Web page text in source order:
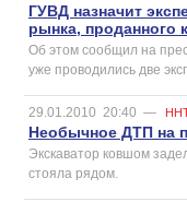
ГУВД назначит
рынка, проданного
Об этом сообщил на
уже проводились две
29.01.2010 20:40 —
Необычное ДТП на
Экскаватор ковшом
стояла рядом.